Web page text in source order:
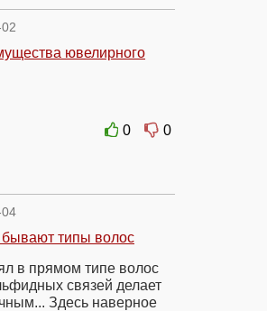
ювелирного
0
0
бывают типы волос
в прямом типе волос
связей делает
Здесь наверное